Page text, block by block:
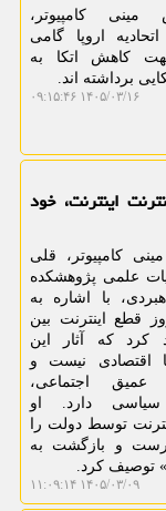
کامپیوتر،
اتحادیه اروپا گامی
کاهش اتکا به
برداشته اند.
۱۴۰۵/۰۳/۱۶ ۰۹:۱۵:۴۶
اینترنت، خود
کامپیوتر، قلی
علمی پژوهشکده
با اشاره به
۸۸ روز قطع اینترنت بین
کرد که آثار این
اقتصادی نیست و
عمیق اجتماعی،
دارد. او
توسط دولت را
و بازگشت به
توصیف کرد.
۱۴۰۵/۰۳/۰۹ ۱۱:۰۹:۱۴